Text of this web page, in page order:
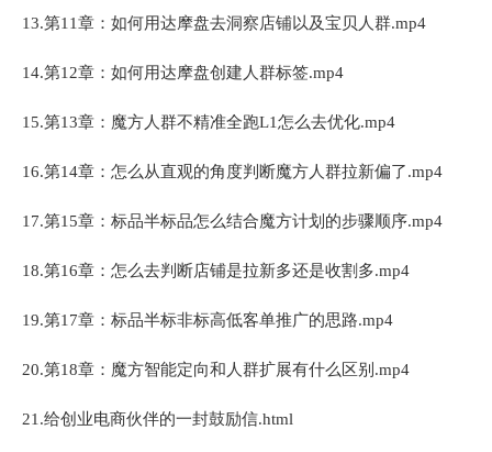
13.第11章：如何用达摩盘去洞察店铺以及宝贝人群.mp4
14.第12章：如何用达摩盘创建人群标签.mp4
15.第13章：魔方人群不精准全跑L1怎么去优化.mp4
16.第14章：怎么从直观的角度判断魔方人群拉新偏了.mp4
17.第15章：标品半标品怎么结合魔方计划的步骤顺序.mp4
18.第16章：怎么去判断店铺是拉新多还是收割多.mp4
19.第17章：标品半标非标高低客单推广的思路.mp4
20.第18章：魔方智能定向和人群扩展有什么区别.mp4
21.给创业电商伙伴的一封鼓励信.html